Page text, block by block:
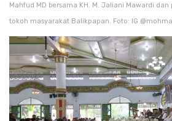
Mahfud MD bersama KH. M. Jaliani Mawardi
tokoh masyarakat Balikpapan. Foto: IG